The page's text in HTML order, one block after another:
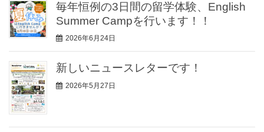
毎年恒例の3日間の留学体験、English
Summer Campを行います！！
2026年6月24日
新しいニュースレターです！
2026年5月27日